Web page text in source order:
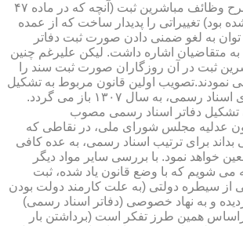
قانون یاد شده، در شرح وظائف مباشرین ثبت (آنچه كه در ماده ۴۷
بود) تغییراتی را پدیدار ساخت كه از عمده
به لغو ضمنی دادن صورت ثبت دفاتر
متقاضیان اشاره داشت. لیكن علیرغم چنین
ثبت در آن روزگاران صورت ثبت سند را
نمودند.تصویب اولین قانون مربوط به تشكیل
مستقل دفترخانه های اسناد رسمی، به سال ۱۳۰۷ باز می گردد.
۱ قانون تشكیل دفاتر اسناد رسمی مصوب
كمیسیون عدلیه مجلس شورای ملی، در نقاطی كه
برای ترتیب اسناد رسمی، به عده كافی
خواهد نمود. با بررسی سایر مواد دیگر
می شویم كه با وضع قانون یاد شده، ثبت
از سیطره دولتی (به علت كارمند دولت بودن
و به نهاد خصوصی (دفاتر اسناد رسمی)
همین طرز تفكر است (برداشتن بار